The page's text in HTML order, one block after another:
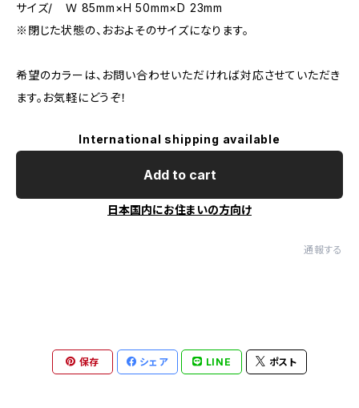
サイズ/ Ｗ 85mm×H 50mm×D 23mm
※閉じた状態の、おおよそのサイズになります。
希望のカラーは、お問い合わせいただければ対応させていただき
ます。お気軽にどうぞ！
International shipping available
Add to cart
日本国内にお住まいの方向け
通報する
保存 シェア LINE ポスト